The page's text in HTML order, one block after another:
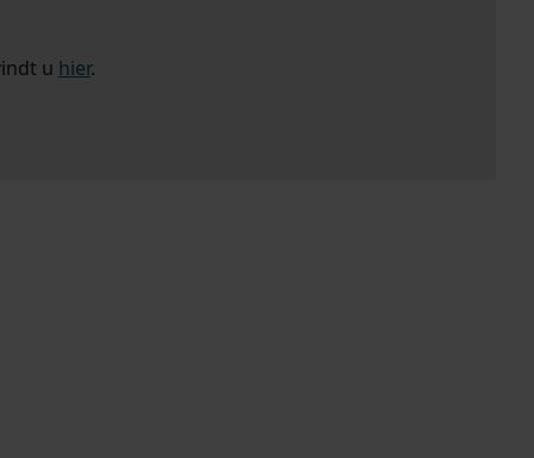
u hier.